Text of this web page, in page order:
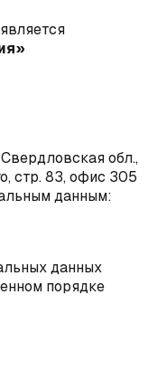
обл.,
стр. 83, офис 305
данным:
данных
порядке